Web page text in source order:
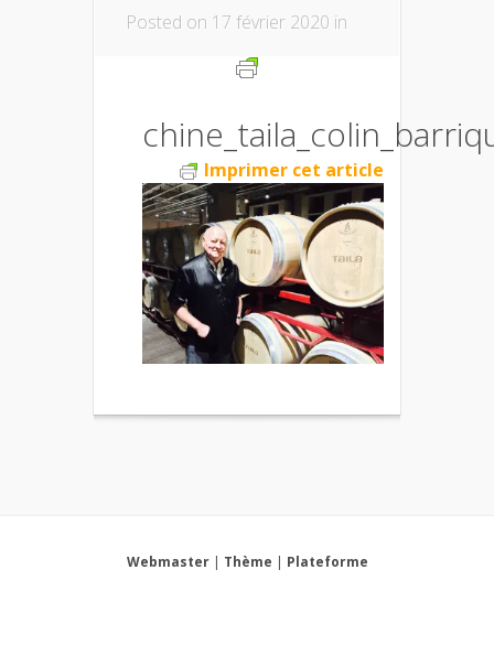
Posted on 17 février 2020 in
Imprimer cet article
Webmaster| Thème | Plateforme